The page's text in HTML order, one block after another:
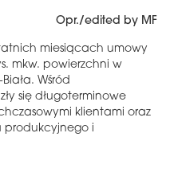
Opr./edited by MF
miesiącach umowy
mkw. powierzchni w
Wśród
się długoterminowe
klientami oraz
produkcyjnego i